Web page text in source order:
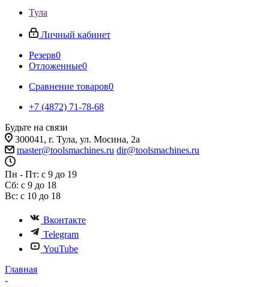
Тула
Личный кабинет
Резерв0
Отложенные0
Сравнение товаров0
+7 (4872) 71-78-68
Будьте на связи
300041, г. Тула, ул. Мосина, 2а
master@toolsmachines.ru dir@toolsmachines.ru
Пн - Пт: с 9 до 19
Сб: с 9 до 18
Вс: с 10 до 18
Вконтакте
Telegram
YouTube
Главная
-